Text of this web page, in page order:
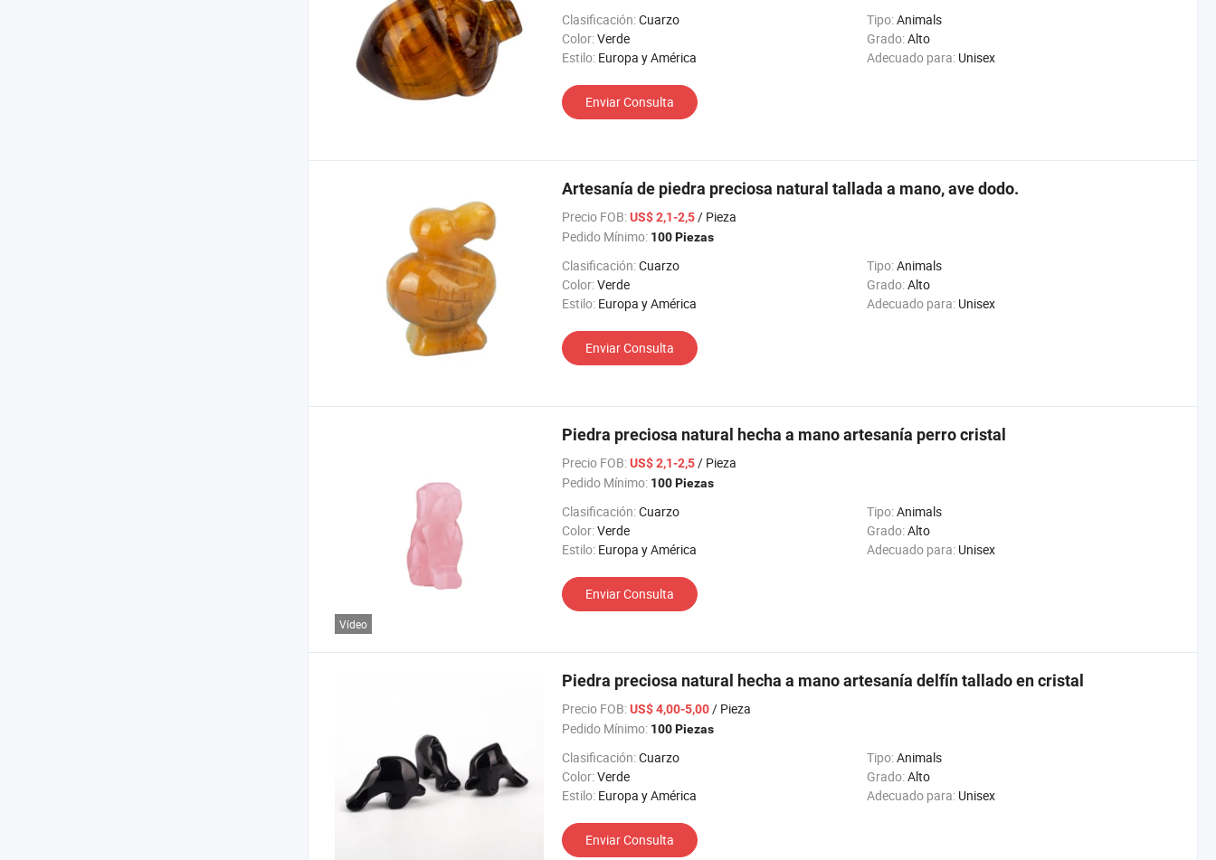
Clasificación:Cuarzo Tipo:Animals
Color:Verde Grado:Alto
Estilo: Europa y América Adecuado para: Unisex
Enviar Consulta
Artesanía de piedra preciosa natural tallada a mano, ave dodo.
Precio FOB:US$ 2,1-2,5/ Pieza
Pedido Mínimo: 100 Piezas
Clasificación:Cuarzo Tipo:Animals
Color:Verde Grado:Alto
Estilo: Europa y América Adecuado para: Unisex
Enviar Consulta
Vídeo
Piedra preciosa natural hecha a mano artesanía perro cristal
Precio FOB:US$ 2,1-2,5/ Pieza
Pedido Mínimo: 100 Piezas
Clasificación:Cuarzo Tipo:Animals
Color:Verde Grado:Alto
Estilo: Europa y América Adecuado para: Unisex
Enviar Consulta
Piedra preciosa natural hecha a mano artesanía delfín tallado en cristal
Precio FOB:US$ 4,00-5,00/ Pieza
Pedido Mínimo: 100 Piezas
Clasificación:Cuarzo Tipo:Animals
Color:Verde Grado:Alto
Estilo: Europa y América Adecuado para: Unisex
Enviar Consulta